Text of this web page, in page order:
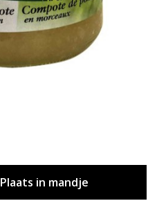
Plaats in mandje